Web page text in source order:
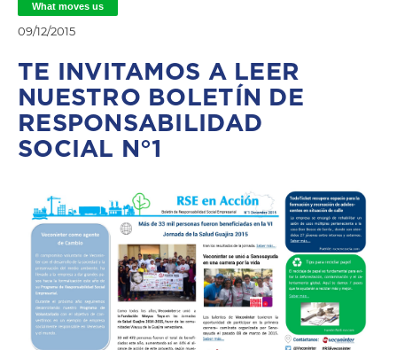
What moves us
09/12/2015
TE INVITAMOS A LEER
NUESTRO BOLETÍN DE
RESPONSABILIDAD
SOCIAL N°1